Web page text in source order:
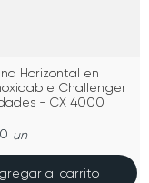
Horizontal en
Challenger
- CX 4000
un
al carrito